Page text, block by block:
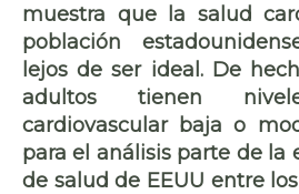
muestra que la salud
población
lejos de ser ideal. De
adultos tienen
cardiovascular baja o
para el análisis parte de la
de salud de EEUU entre